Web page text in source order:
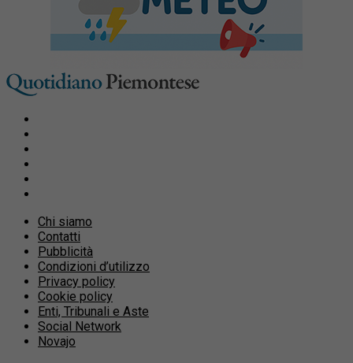
Chi siamo
Contatti
Pubblicità
Condizioni d’utilizzo
Privacy policy
Cookie policy
Enti, Tribunali e Aste
Social Network
Novajo